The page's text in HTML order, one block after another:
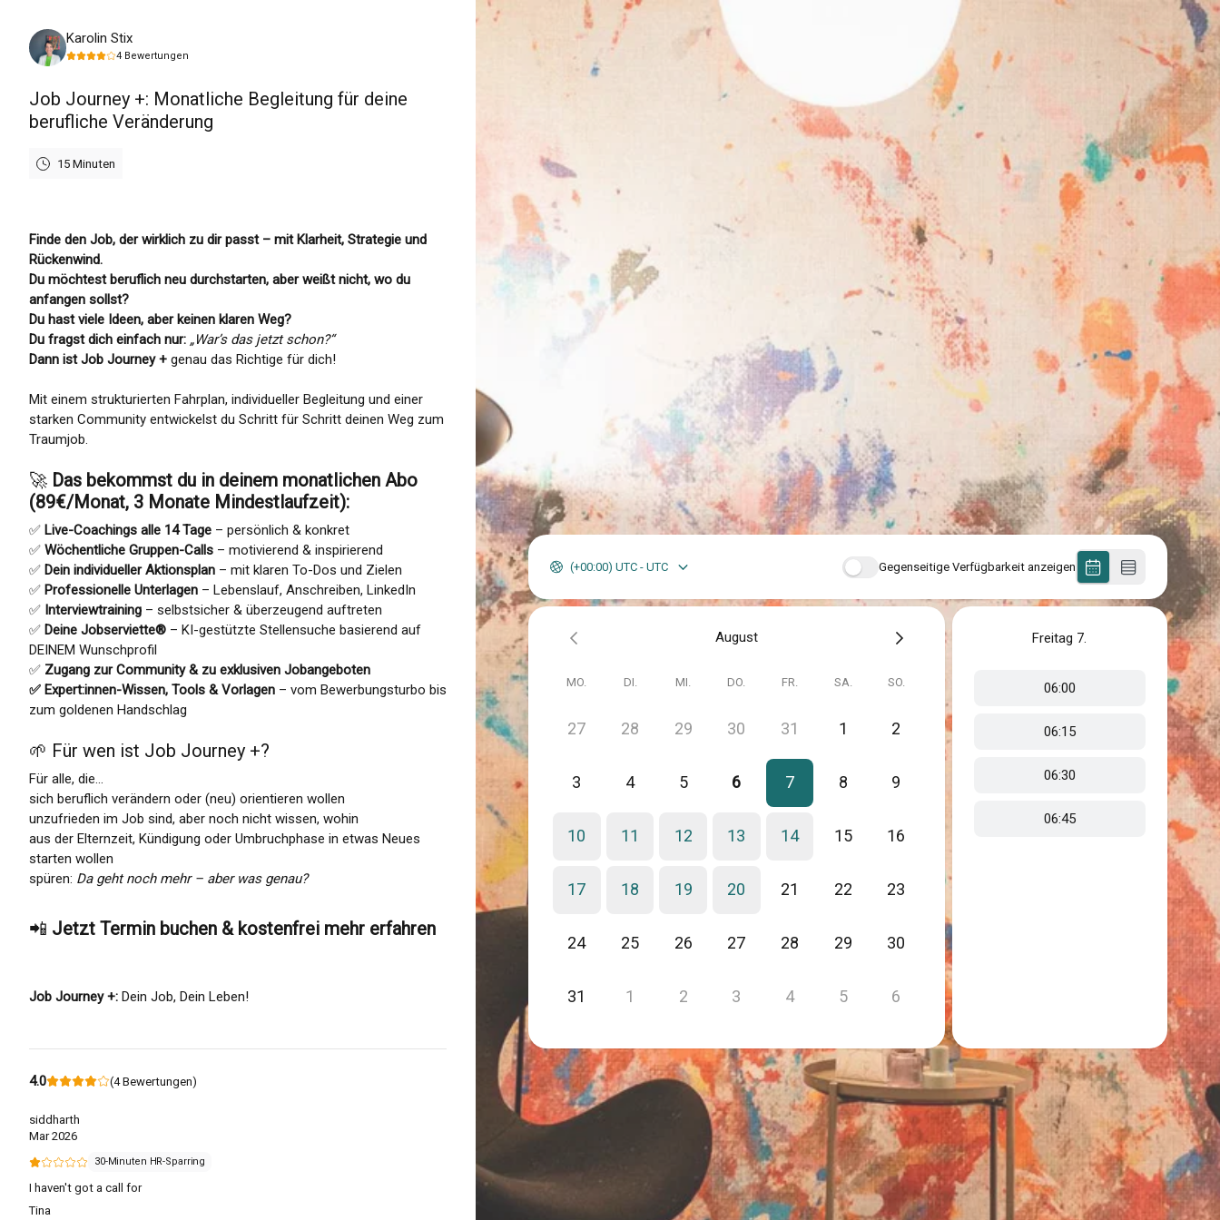
Karolin Stix
4 Bewertungen
Job Journey +: Monatliche Begleitung für deine
berufliche Veränderung
15 Minuten
Finde den Job, der wirklich zu dir passt – mit Klarheit, Strategie und
Rückenwind.
Du möchtest beruflich neu durchstarten, aber weißt nicht, wo du
anfangen sollst?
Du hast viele Ideen, aber keinen klaren Weg?
Du fragst dich einfach nur: „War’s das jetzt schon?“
Dann ist Job Journey + genau das Richtige für dich!
Mit einem strukturierten Fahrplan, individueller Begleitung und einer
starken Community entwickelst du Schritt für Schritt deinen Weg zum
Traumjob.
🚀 Das bekommst du in deinem monatlichen Abo
(89€/Monat, 3 Monate Mindestlaufzeit):
✅ Live-Coachings alle 14 Tage – persönlich & konkret
✅ Wöchentliche Gruppen-Calls – motivierend & inspirierend
✅ Dein individueller Aktionsplan – mit klaren To-Dos und Zielen
✅ Professionelle Unterlagen – Lebenslauf, Anschreiben, LinkedIn
✅ Interviewtraining – selbstsicher & überzeugend auftreten
✅ Deine Jobserviette® – KI-gestützte Stellensuche basierend auf
DEINEM Wunschprofil
✅ Zugang zur Community & zu exklusiven Jobangeboten
✅ Expert:innen-Wissen, Tools & Vorlagen – vom Bewerbungsturbo bis
zum goldenen Handschlag
🌱 Für wen ist Job Journey +?
Für alle, die…
sich beruflich verändern oder (neu) orientieren wollen
unzufrieden im Job sind, aber noch nicht wissen, wohin
aus der Elternzeit, Kündigung oder Umbruchphase in etwas Neues
starten wollen
spüren: Da geht noch mehr – aber was genau?
📲 Jetzt Termin buchen & kostenfrei mehr erfahren
Job Journey +: Dein Job, Dein Leben!
4.0 (4 Bewertungen)
siddharth
Mar 2026
30-Minuten HR-Sparring
I haven't got a call for
Tina
Gegenseitige Verfügbarkeit anzeigen
(+00:00) UTC - UTC
August
MO. DI. MI. DO. FR. SA. SO.
27 28 29 30 31 1 2
3 4 5 6 7 8 9
10 11 12 13 14 15 16
17 18 19 20 21 22 23
24 25 26 27 28 29 30
31 1 2 3 4 5 6
Freitag 7.
06:00
06:15
06:30
06:45